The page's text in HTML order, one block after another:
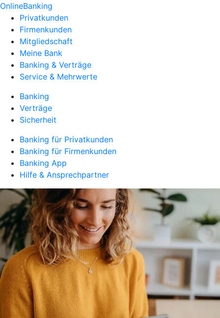
OnlineBanking
Privatkunden
Firmenkunden
Mitgliedschaft
Meine Bank
Banking & Verträge
Service & Mehrwerte
Banking
Verträge
Sicherheit
Banking für Privatkunden
Banking für Firmenkunden
Banking App
Hilfe & Ansprechpartner